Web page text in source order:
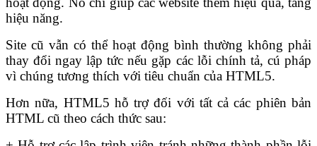
hiệu năng.
Site cũ vẫn có thể hoạt động bình thường không phải
thay đổi ngay lập tức nếu gặp các lỗi chính tả, cú pháp
vì chúng tương thích với tiêu chuẩn của HTML5.
Hơn nữa, HTML5 hỗ trợ đối với tất cả các phiên bản
HTML cũ theo cách thức sau: